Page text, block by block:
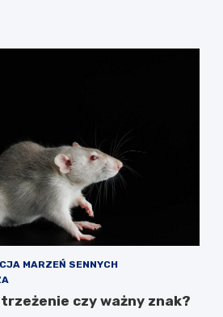
MARZEŃ SENNYCH
czy ważny znak?